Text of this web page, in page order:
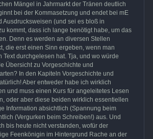
Mängel in Jahrmarkt der Tränen deutlich
bei der Kommasetzung und endet bei mE
Ausdrucksweisen (und sei es bloß in
kommt, dass ich lange benötigt habe, um das
Denn es werden an diversen Stellen
die erst einen Sinn ergeben, wenn man
Text durchgelesen hat. Tja, und wo würde
Übersicht zu Vorgeschichte und
In den Kapiteln Vorgeschichte und
Aber entweder habe ich wirklich
und muss einen Kurs für angeleitetes Lesen
oder aber diese beiden wirklich essentiellen
Information absichtlich (Spannung beim
(Vergurken beim Schreiben!) aus. Und
bis heute nicht verstanden, wofür der
Feenkönigin im Hintergrund Rache an der